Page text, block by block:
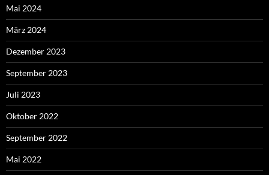
Mai 2024
März 2024
Dezember 2023
September 2023
Juli 2023
Oktober 2022
September 2022
Mai 2022